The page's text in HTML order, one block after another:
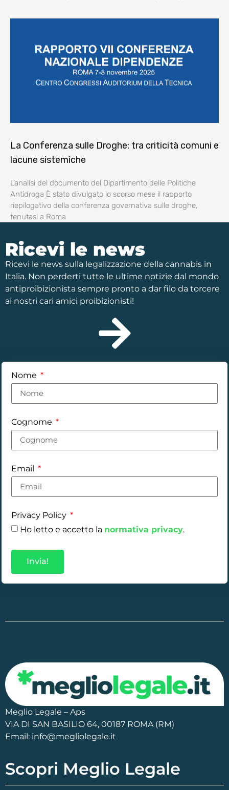
La Conferenza sulle Droghe: tra criticità comuni e
lacune sistemiche
L’analisi del documento del Dipartimento delle Politiche
Antidroga È stato divulgato lo scorso mese il rapporto
riepilogativo della conferenza governativa sulle droghe,
tenutasi a Roma
Ricevi le news
Ricevi le news sulla legalizzazione della cannabis in
Italia. Non perderti tutte le ultime notizie dal mondo
antiproibizionista sempre pronto a dar filo da torcere
ai nostri cari amici proibizionisti!
Nome
Cognome
Email
Privacy Policy
Ho letto e accetto la normativa privacy.
Invia!
Meglio Legale – Aps
VIA DI SAN BASILIO 64, 00187 ROMA (RM)
Email: info@megliolegale.it
Scopri Meglio Legale